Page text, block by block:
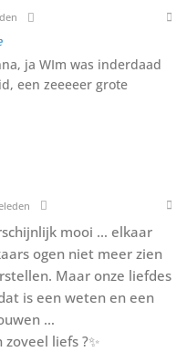
ja WIm was inderdaad
een zeeeeer grote
mooi … elkaar
ogen niet meer zien
Maar onze liefdes
is een weten en een
…
liefs ?✨